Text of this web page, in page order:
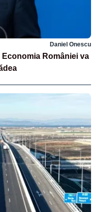
Daniel Onescu
României va